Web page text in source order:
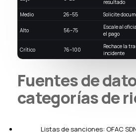
resultado
Medio
26–55 Solicite
Alto 56–75
Escale al oficial de cumplimiento, suspenda
el pago
Crítico 76–100
Rechace la transacción y registre el
incidente
Fuentes de datos y
categorías de
Listas de sanciones: OFAC